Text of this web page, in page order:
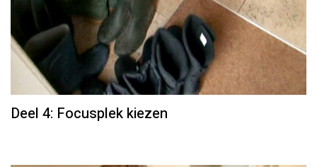
Deel 4: Focusplek kiezen